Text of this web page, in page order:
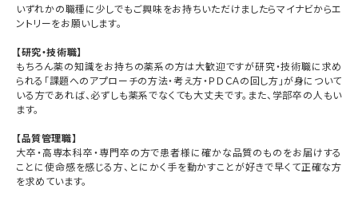
いずれかの職種に少しでもご興味をお持ちいただけましたらマイナビからエ
ントリーをお願いします。
【研究・技術職】
もちろん薬の知識をお持ちの薬系の方は大歓迎ですが研究・技術職に求め
られる「課題へのアプローチの方法・考え方・ＰＤＣＡの回し方」が身について
いる方であれば、必ずしも薬系でなくても大丈夫です。また、学部卒の人もい
ます。
【品質管理職】
大卒・高専本科卒・専門卒の方で患者様に確かな品質のものをお届けする
ことに使命感を感じる方、とにかく手を動かすことが好きで早くて正確な方
を求めています。